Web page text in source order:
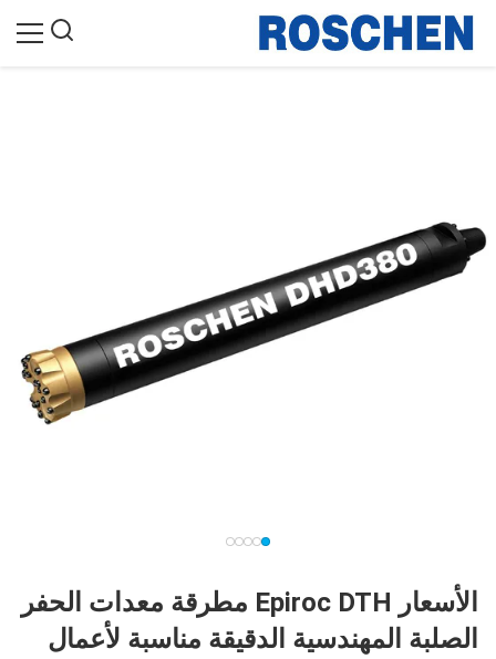
الأسعار Epiroc DTH مطرقة معدات الحفر
الصلبة المهندسية الدقيقة مناسبة لأعمال